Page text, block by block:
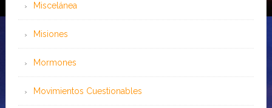
Miscelánea
Misiones
Mormones
Movimientos Cuestionables